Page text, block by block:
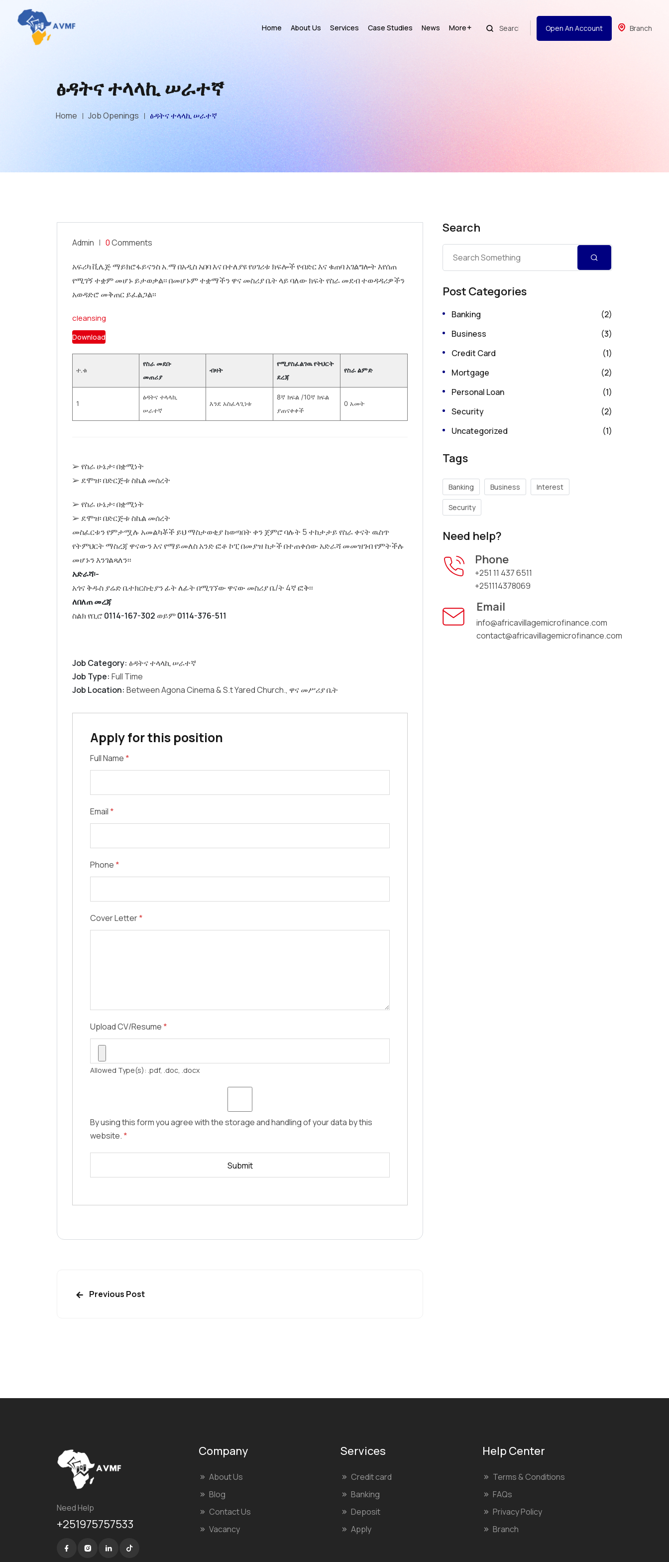
Home About Us Services Case Studies News More Open An Account Branch
ፅዳትና ተላላኪ ሠራተኛ
Home Job Openings ፅዳትና ተላላኪ ሠራተኛ
Admin 0Comments
አፍሪካ ቪሌጅ ማይክሮፋይናንስ አ.ማ በአዲስ አበባ እና በተለያዩ የሀገሪቱ ክፍሎች የብድር እና ቁጠባ አገልግሎት እየሰጠ
የሚገኝ ተቋም መሆኑ ይታወቃል፡፡ በመሆኑም ተቋማችን ዋና መስሪያ ቤት ላይ ባለው ክፍት የስራ መደብ ተወዳዳሪዎችን
አወዳድሮ መቅጠር ይፈልጋል፡፡
cleansing
Download
ተ.ቁ
የስራ መደቡ
መጠሪያ
ብዛት
የሚያስፈልገዉ የትህርት
ደረጃ
የስራ ልምድ
1
ፅዳትና ተላላኪ
ሠራተኛ
እንደ አስፈላጊነቱ
8ኛ ክፍል /10ኛ ክፍል
ያጠናቀቀች
0 አመት
➢ የስራ ሁኔታ፡ በቋሚነት
➢ ደሞዝ፡ በድርጅቱ ስኬል መሰረት
➢ የስራ ሁኔታ፡ በቋሚነት
➢ ደሞዝ፡ በድርጅቱ ስኬል መሰረት
መስፈርቱን የምታሟሉ አመልካቾች ይህ ማስታወቂያ ከወጣበት ቀን ጀምሮ ባሉት 5 ተከታታይ የስራ ቀናት ዉስጥ
የትምህርት ማስረጃ ዋናውን እና የማይመለስ አንድ ፎቶ ኮፒ በመያዝ ከታች በተጠቀሰው አድራሻ መመዝገብ የምትችሉ
መሆኑን እንገልጻለን፡፡
አድራሻ፡-
አጎና ቅዱስ ያሬድ ቤተክርስቲያን ፊት ለፊት በሚገኘው ዋናው መስሪያ ቤ/ት 4ኛ ፎቅ፡፡
ለበለጠ መረጃ
ስልክ የቢሮ 0114-167-302 ወይም0114-376-511
Job Category: ፅዳትና ተላላኪ ሠራተኛ
Job Type: Full Time
Job Location: Between Agona Cinema & S.t Yared Church. ዋና መሥሪያ ቤት
Apply for this position
Full Name *
Email *
Phone *
Cover Letter*
Upload CV/Resume *
Allowed Type(s): .pdf, .doc, .docx
By using this form you agree with the storage and handling of your data by this
website. *
Previous Post
Search
Post Categories
Banking
(2)
Business
(3)
Credit Card
(1)
Mortgage
(2)
Personal Loan
(1)
Security
(2)
Uncategorized
(1)
Tags
Banking Business Interest
Security
Need help?
Phone
+251 11 437 6511
+251114378069
Email
info@africavillagemicrofinance.com
contact@africavillagemicrofinance.com
Need Help
+251975757533
Company
About Us
Blog
Contact Us
Vacancy
Services
Credit card
Banking
Deposit
Apply
Help Center
Terms & Conditions
FAQs
Privacy Policy
Branch